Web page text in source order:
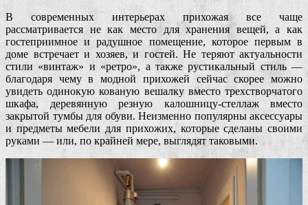
В современных интерьерах прихожая все чаще
рассматривается не как место для хранения вещей, а как
гостеприимное и радушное помещение, которое первым в
доме встречает и хозяев, и гостей. Не теряют актуальности
стили «винтаж» и «ретро», а также рустикальный стиль —
благодаря чему в модной прихожей сейчас скорее можно
увидеть одинокую кованую вешалку вместо трехстворчатого
шкафа, деревянную резную калошницу-стеллаж вместо
закрытой тумбы для обуви. Неизменно популярны аксессуары
и предметы мебели для прихожих, которые сделаны своими
руками — или, по крайней мере, выглядят таковыми.